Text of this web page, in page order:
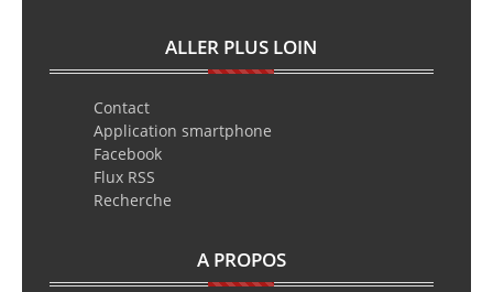
ALLER PLUS LOIN
Contact
Application smartphone
Facebook
Flux RSS
Recherche
A PROPOS